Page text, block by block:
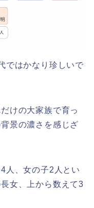
ではかなり珍しいで
けの大家族で育っ
景の濃さを感じざ
人、女の子2人とい
女、上から数えて3